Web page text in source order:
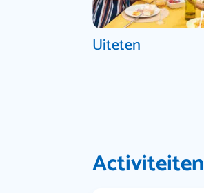
Uiteten
Activiteiten